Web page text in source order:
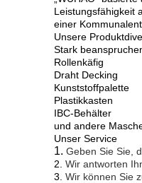
Leistungsfähigkeit
einer
Unsere
Stark
Rollenkäfig
Draht Decking
Kunststoffpalette
Plastikkasten
IBC-Behälter
und andere
Unser Service
1. Geben Sie Sie,
2. Wir antworten
3. Wir können Sie